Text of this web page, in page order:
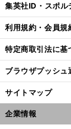
集英社ID・スポル
利用規約・会員規
特定商取引法に基
ブラウザプッシュ
サイトマップ
企業情報